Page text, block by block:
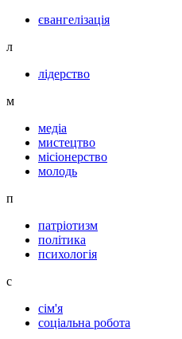
євангелізація
л
лідерство
м
медіа
мистецтво
місіонерство
молодь
п
патріотизм
політика
психологія
с
сім'я
соціальна робота